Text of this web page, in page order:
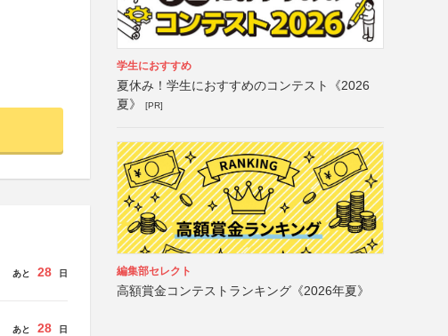
あと 28 日
あと 28 日
学生におすすめ
夏休み！学生におすすめのコンテスト《2026
夏》
[PR]
編集部セレクト
高額賞金コンテストランキング《2026年夏》